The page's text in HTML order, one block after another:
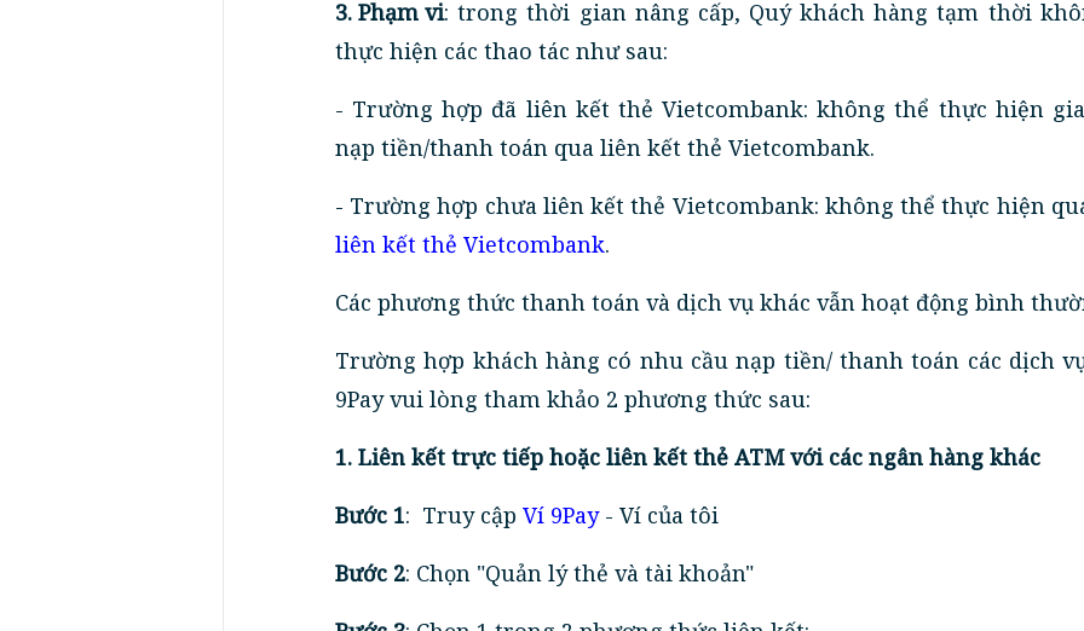
3. Phạm vi: trong thời gian nâng cấp, Quý khách hàng tạm thời
thực hiện các thao tác như sau:
- Trường hợp đã liên kết thẻ Vietcombank: không thể thực hiện
nạp tiền/thanh toán qua liên kết thẻ Vietcombank.
- Trường hợp chưa liên kết thẻ Vietcombank: không thể thực hiện
liên kết thẻ Vietcombank.
Các phương thức thanh toán và dịch vụ khác vẫn hoạt động bình
Trường hợp khách hàng có nhu cầu nạp tiền/ thanh toán các dịch
9Pay vui lòng tham khảo 2 phương thức sau:
1. Liên kết trực tiếp hoặc liên kết thẻ ATM với các ngân hàng khác
Bước 1: Truy cập Ví 9Pay- Ví của tôi
Bước 2: Chọn "Quản lý thẻ và tài khoản"